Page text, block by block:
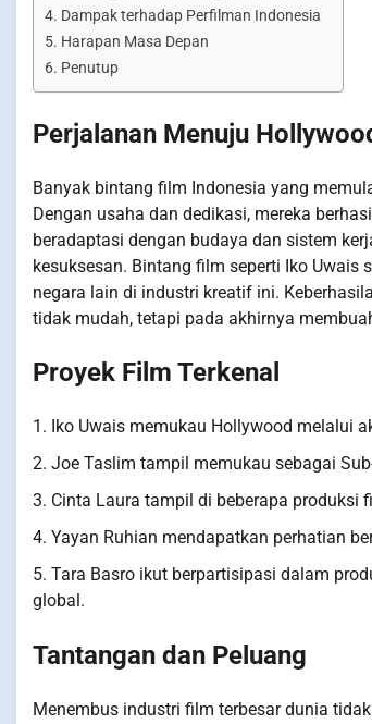
Dampak terhadap Perfilman Indonesia
Harapan Masa Depan
Penutup
Perjalanan Menuju
Banyak bintang film Indonesia yang
Dengan usaha dan dedikasi, mereka
beradaptasi dengan budaya dan sistem
kesuksesan. Bintang film seperti Iko
negara lain di industri kreatif ini.
tidak mudah, tetapi pada akhirnya
Proyek Film Terkenal
1. Iko Uwais memukau Hollywood melalui
2. Joe Taslim tampil memukau sebagai
3. Cinta Laura tampil di beberapa produksi
4. Yayan Ruhian mendapatkan perhatian
5. Tara Basro ikut berpartisipasi dalam
global.
Tantangan dan Peluang
Menembus industri film terbesar dunia